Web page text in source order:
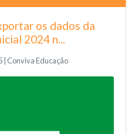
os dados da
2024 n...
| Conviva Educação